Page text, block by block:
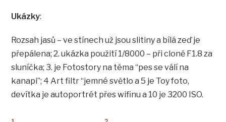
Ukázky:
Rozsah jasů – ve stínech už jsou slitiny a bílá zeď je
přepálena; 2. ukázka použití 1/8000 – při cloně F1.8 za
sluníčka; 3. je Fotostory na téma “pes se válí na
kanapi”; 4 Art filtr “jemné světlo a 5 je Toy foto,
devítka je autoportrét přes wifinu a 10 je 3200 ISO.